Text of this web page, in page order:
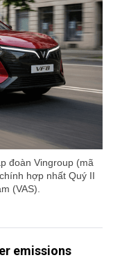
đoàn Vingroup (mã
hợp nhất Quý II
(VAS).
emissions